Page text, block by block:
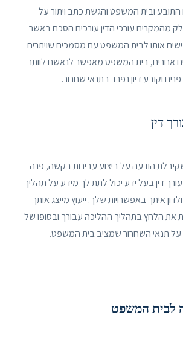
ובית המשפט והגשת כתב ויתור על
מהמקרים עורכי הדין עורכים הסכם באשר
אותו לבית המשפט עם מסמכים שויתרים
אחרים, בית המשפט מאפשר לנאשם לוותר
וקובע דיון נפרד בתנאי שחרור.
דין
הודעה על ביצוע עבירות בקשה, פנה
עורך דין בעל ידע יכול לתת לך מידע על תהליך
איתך באפשרויות שלך. ייעוץ מייצג אותך
את הלחץ בתהליך ההליכה עבורך ובסופו של
תנאי השחרור שמציב בית המשפט.
לבית המשפט